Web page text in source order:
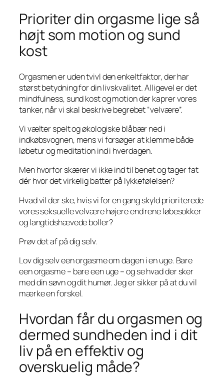
Prioriter din orgasme lige så
højt som motion og sund
kost
Orgasmen er uden tvivl den enkeltfaktor, der har
størst betydning for din livskvalitet. Alligevel er det
mindfulness, sund kost og motion der kaprer vores
tanker, når vi skal beskrive begrebet “velvære”.
Vi vælter spelt og økologiske blåbær ned i
indkøbsvognen, mens vi forsøger at klemme både
løbetur og meditation ind i hverdagen.
Men hvorfor skærer vi ikke ind til benet og tager fat
dér hvor det virkelig batter på lykkefølelsen?
Hvad vil der ske, hvis vi for en gang skyld prioriterede
vores seksuelle velvære højere end rene løbesokker
og langtidshævede boller?
Prøv det af på dig selv.
Lov dig selv een orgasme om dagen i en uge. Bare
een orgasme – bare een uge – og se hvad der sker
med din søvn og dit humør. Jeg er sikker på at du vil
mærke en forskel.
Hvordan får du orgasmen og
dermed sundheden ind i dit
liv på en effektiv og
overskuelig måde?